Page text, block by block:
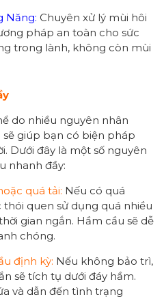
Năng: Chuyên xử lý mùi hôi
pháp an toàn cho sức
trong lành, không còn mùi
do nhiều nguyên nhân
sẽ giúp bạn có biện pháp
Dưới đây là một số nguyên
nhanh đầy:
quá tải: Nếu có quá
quen sử dụng quá nhiều
gian ngắn. Hầm cầu sẽ dễ
chóng.
định kỳ: Nếu không bảo trì,
sẽ tích tụ dưới đáy hầm.
và dẫn đến tình trạng